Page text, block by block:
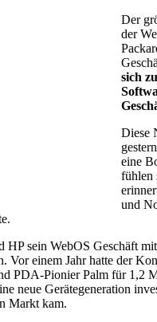
Der
der
sich
Diese
eine
fühlen
und
HP sein WebOS Geschäft
Vor einem Jahr hatte der
PDA-Pionier Palm für 1,2
neue Gerätegeneration
Markt kam.